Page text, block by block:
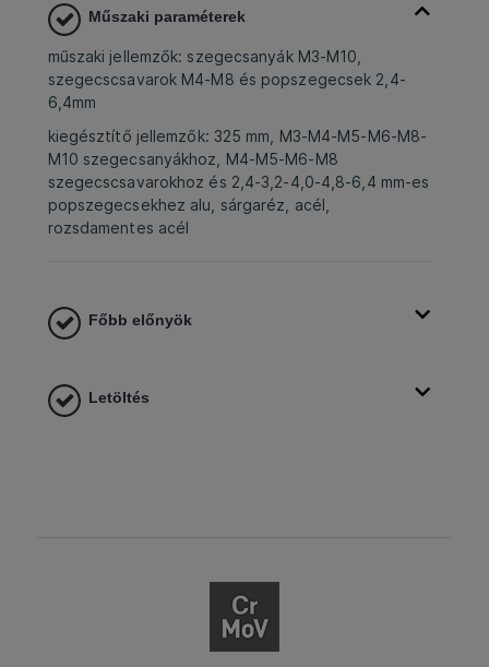
Műszaki paraméterek
műszaki jellemzők: szegecsanyák M3-M10,
szegecscsavarok M4-M8 és popszegecsek 2,4-
6,4mm
kiegésztítő jellemzők: 325 mm, M3-M4-M5-M6-M8-
M10 szegecsanyákhoz, M4-M5-M6-M8
szegecscsavarokhoz és 2,4-3,2-4,0-4,8-6,4 mm-es
popszegecsekhez alu, sárgaréz, acél,
rozsdamentes acél
Főbb előnyök
Letöltés